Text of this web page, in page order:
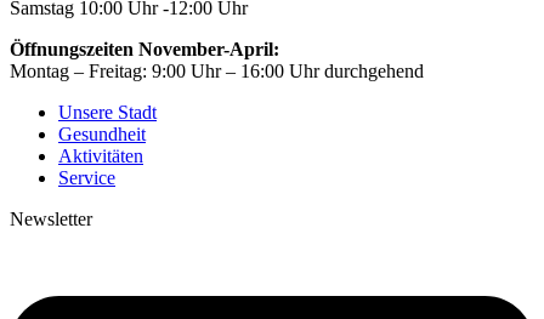
Samstag 10:00 Uhr -12:00 Uhr
Öffnungszeiten November-April:
Montag – Freitag: 9:00 Uhr – 16:00 Uhr durchgehend
Unsere Stadt
Gesundheit
Aktivitäten
Service
Newsletter